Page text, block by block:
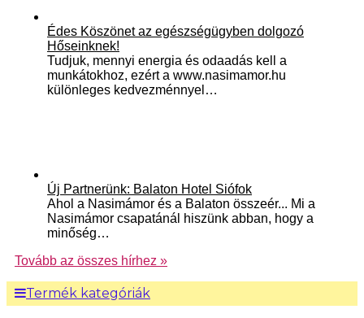
Édes Köszönet az egészségügyben dolgozó
Hőseinknek!
Tudjuk, mennyi energia és odaadás kell a
munkátokhoz, ezért a www.nasimamor.hu
különleges kedvezménnyel…
Új Partnerünk: Balaton Hotel Siófok
Ahol a Nasimámor és a Balaton összeér... Mi a
Nasimámor csapatánál hiszünk abban, hogy a
minőség…
Tovább az összes hírhez »
Termék kategóriák